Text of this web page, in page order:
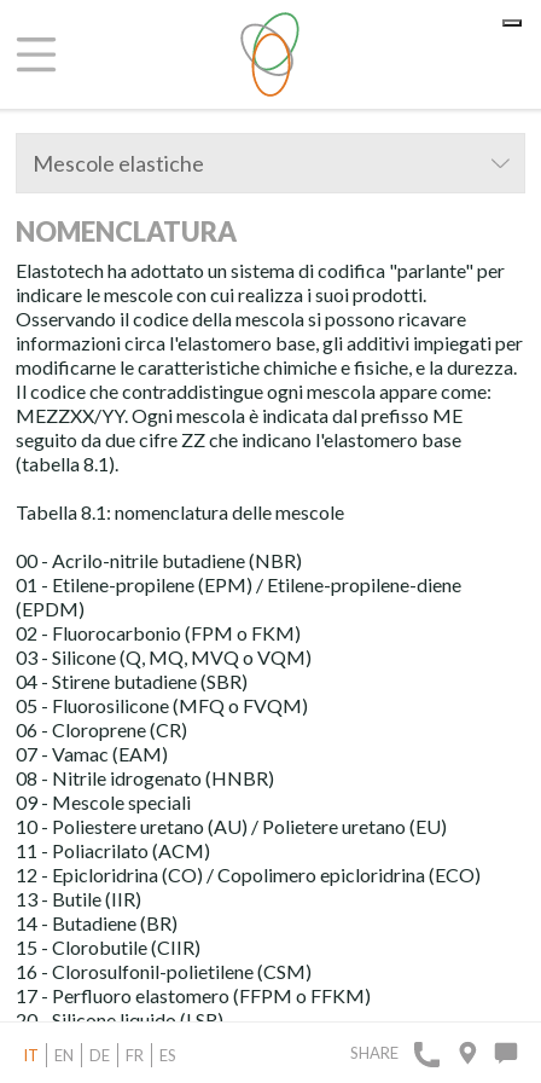
Mescole elastiche
NOMENCLATURA
Elastotech ha adottato un sistema di codifica "parlante" per
indicare le mescole con cui realizza i suoi prodotti.
Osservando il codice della mescola si possono ricavare
informazioni circa l'elastomero base, gli additivi impiegati per
modificarne le caratteristiche chimiche e fisiche, e la durezza.
Il codice che contraddistingue ogni mescola appare come:
MEZZXX/YY. Ogni mescola è indicata dal prefisso ME
seguito da due cifre ZZ che indicano l'elastomero base
(tabella 8.1).
Tabella 8.1: nomenclatura delle mescole
00 - Acrilo-nitrile butadiene (NBR)
01 - Etilene-propilene (EPM) / Etilene-propilene-diene
(EPDM)
02 - Fluorocarbonio (FPM o FKM)
03 - Silicone (Q, MQ, MVQ o VQM)
04 - Stirene butadiene (SBR)
05 - Fluorosilicone (MFQ o FVQM)
06 - Cloroprene (CR)
07 - Vamac (EAM)
08 - Nitrile idrogenato (HNBR)
09 - Mescole speciali
10 - Poliestere uretano (AU) / Polietere uretano (EU)
11 - Poliacrilato (ACM)
12 - Epicloridrina (CO) / Copolimero epicloridrina (ECO)
13 - Butile (IIR)
14 - Butadiene (BR)
15 - Clorobutile (CIIR)
16 - Clorosulfonil-polietilene (CSM)
17 - Perfluoro elastomero (FFPM o FFKM)
20 - Silicone liquido (LSR)
A seguire troviamo due cifre XX che identificano il tipo di
IT EN DE FR ES SHARE
Informativa sulla raccolta
Le tue preferenze relative alla privacy